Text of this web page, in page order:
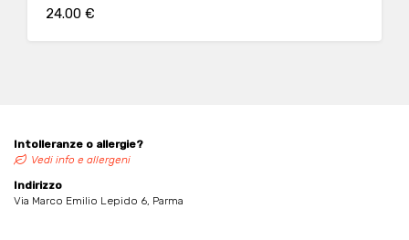
24.00 €
Intolleranze o allergie?
Vedi info e allergeni
Indirizzo
Via Marco Emilio Lepido 6, Parma